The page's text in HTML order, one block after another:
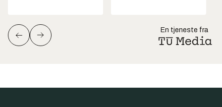
En tjeneste fra